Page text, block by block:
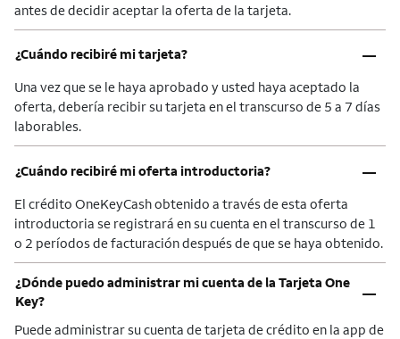
antes de decidir aceptar la oferta de la tarjeta.
¿Cuándo recibiré mi tarjeta? –
Una vez que se le haya aprobado y usted haya aceptado la
oferta, debería recibir su tarjeta en el transcurso de 5 a 7 días
laborables.
¿Cuándo recibiré mi oferta introductoria? –
El crédito OneKeyCash obtenido a través de esta oferta
introductoria se registrará en su cuenta en el transcurso de 1
o 2 períodos de facturación después de que se haya obtenido.
¿Dónde puedo administrar mi cuenta de la Tarjeta One
Key?
–
Puede administrar su cuenta de tarjeta de crédito en la app de